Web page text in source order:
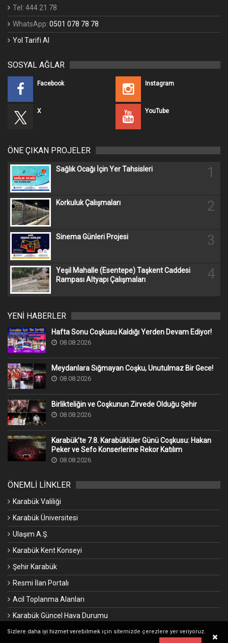
Tel: 444 21 78
WhatsApp: 0501 078 78 78
Yol Tarifi Al
SOSYAL AĞLAR
Facebook Instagram
X YouTube
ÖNE ÇIKAN PROJELER
Sağlık Ocağı İçin Yer Tahsisleri 1
Korkuluk Çalışmaları 2
Sinema Günleri Projesi 3
Yeşil Mahalle (Esentepe) Taşkent Caddesi
Rampası Altyapı Çalışmaları
4
YENİ HABERLER
Hafta Sonu Coşkusu Kaldığı Yerden Devam Ediyor!
08.08.2026
Meydanlara Sığmayan Coşku, Unutulmaz Bir Gece!
08.08.2026
Birlikteliğin ve Coşkunun Zirvede Olduğu Şehir
08.08.2026
Karabük’te 7.8. Karabüklüler Günü Coşkusu: Hakan
Peker ve Sefo Konserlerine Rekor Katılım
08.08.2026
ÖNEMLİ LİNKLER
Karabük Valiliği
Karabük Üniversitesi
Ulaşım A.Ş.
Karabük Kent Konseyi
Şehir Karabük
Resmi İlan Portalı
Acil Toplanma Alanları
Karabük Güncel Hava Durumu
Gençlik Bilgilendirme Servisi
Sizlere daha iyi hizmet verebilmek için sitemizde çerezlere yer veriyoruz.